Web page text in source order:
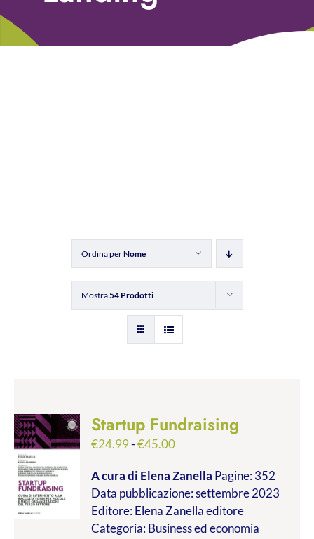
Fundraising Academy
Ordina perNome
Mostra54 Prodotti
Startup Fundraising
€24.99-€45.00Fascia
prezzo:
da
€24.99
a
A cura di Elena Zanella Pagine: 352
Data pubblicazione: settembre 2023
Editore: Elena Zanella editore
Categoria: Business ed economia